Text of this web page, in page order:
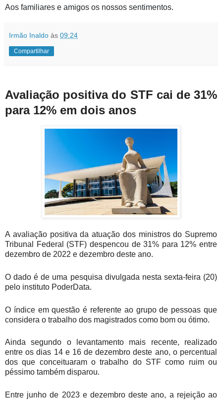
Aos familiares e amigos os nossos sentimentos.
Irmão Inaldo às 09:24
Compartilhar
Avaliação positiva do STF cai de 31%
para 12% em dois anos
A avaliação positiva da atuação dos ministros do Supremo
Tribunal Federal (STF) despencou de 31% para 12% entre
dezembro de 2022 e dezembro deste ano.
O dado é de uma pesquisa divulgada nesta sexta-feira (20)
pelo instituto PoderData.
O índice em questão é referente ao grupo de pessoas que
considera o trabalho dos magistrados como bom ou ótimo.
Ainda segundo o levantamento mais recente, realizado
entre os dias 14 e 16 de dezembro deste ano, o percentual
dos que conceituaram o trabalho do STF como ruim ou
péssimo também disparou.
Entre junho de 2023 e dezembro deste ano, a rejeição ao